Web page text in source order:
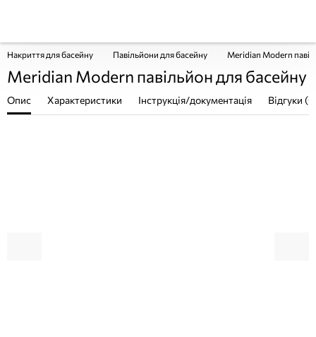
Накриття для басейну Павільйони для басейну Meridian Modern
Meridian Modern павільйон для басейну
Опис Характеристики Інструкція/документація Відгуки